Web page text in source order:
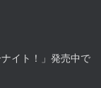
イト！」発売中で